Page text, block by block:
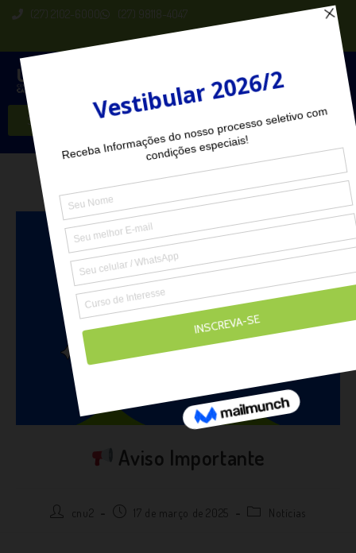
(27) 2102-6000 (27) 98118-4047
Seja Aluno
Aviso Importante
cnu2 17 de março de 2025 Notícias